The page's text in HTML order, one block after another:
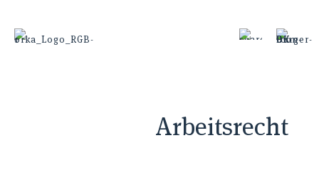
Arbeitsrecht